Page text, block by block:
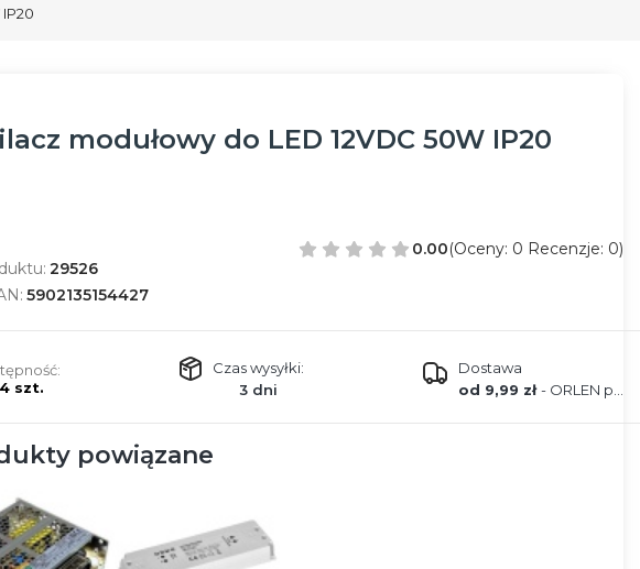
modułowy do LED 12VDC 50W IP20
29526
5902135154427
0.00(Oceny: 0 Recenzje: 0)
szt.
Czas wysyłki:
3 dni
Dostawa
od 9,99 zł- ORLEN paczka
powiązane